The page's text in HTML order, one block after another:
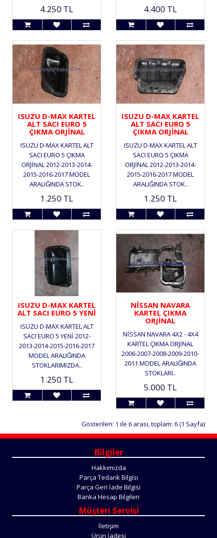
4.250 TL 4.400 TL
ISUZU D-MAX KARTEL
ALT SACI EURO 5
ÇIKMA ORJİNAL
ISUZU D-MAX KARTEL ALT
SACI EURO 5 ÇIKMA
ORJİNAL 2012-2013-2014-
2015-2016-2017 MODEL
ARALIĞINDA STOK..
1.250 TL
ISUZU D-MAX KARTEL
ALT SACI EURO 5
ÇIKMA ORJİNAL
ISUZU D-MAX KARTEL ALT
SACI EURO 5 ÇIKMA
ORJİNAL 2012-2013-2014-
2015-2016-2017 MODEL
ARALIĞINDA STOK..
1.250 TL
ISUZU D-MAX KARTEL
ALT SACI EURO 5 YENİ
ISUZU D-MAX KARTEL ALT
SACI EURO 5 YENİ 2012-
2013-2014-2015-2016-2017
MODEL ARALIĞINDA
STOKLARIMIZDA..
1.250 TL
NİSSAN NAVARA
KARTEL ÇIKMA
ORJİNAL
NİSSAN NAVARA 4X2 - 4X4
KARTEL ÇIKMA ORJİNAL
2006-2007-2008-2009-2010-
2011 MODEL ARALIĞINDA
STOKLARI..
5.000 TL
Gösterilen: 1 ile 6 arası, toplam: 6 (1 Sayfa)
Bilgiler
Hakkımızda
Parça Tedarik Bilgisi
Parça Geri İade Bilgisi
Banka Hesap Bilgileri
Müşteri Servisi
İletişim
Ürün İadesi